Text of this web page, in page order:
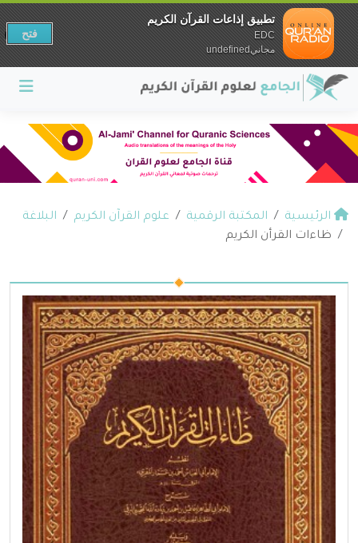
الرئيسية المكتبة الرقمية علوم القرآن الكريم
البلاغة
ظاءات القرأن الكريم
تطبيق إذاعات القرآن الكريم
EDC
مجانيundefined
فتح